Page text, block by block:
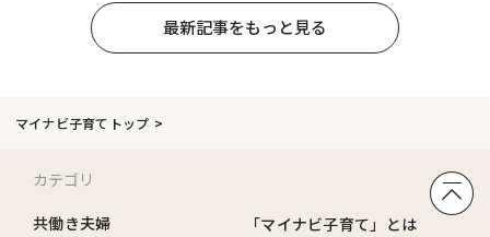
最新記事をもっと見る
マイナビ子育てトップ
カテゴリ
共働き夫婦
「マイナビ子育て」とは